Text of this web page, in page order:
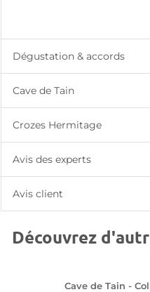
Dégustation & accords
Cave de Tain
Crozes Hermitage
Avis des experts
Avis client
Découvrez
Cave de Tain -